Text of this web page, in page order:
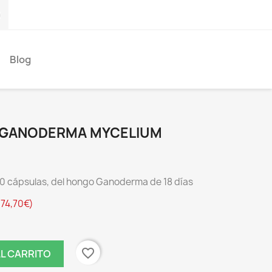
Blog
MYCELIUM
cápsulas, del hongo Ganoderma de 18 días
CARRITO favorite_border